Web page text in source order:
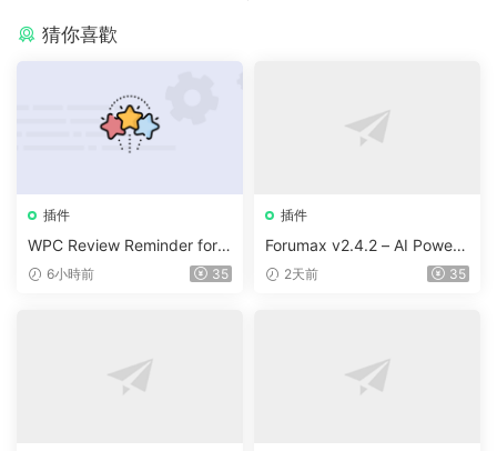
猜你喜歡
插件
WPC Review Reminder for
WooCommerce v1.0.4
6小時前 35
插件
Forumax v2.4.2 – AI Powere
d Advanced Community For
2天前 35